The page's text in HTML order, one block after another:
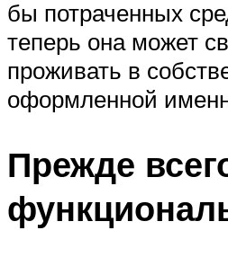
бы потраченных
теперь она может
проживать в
оформленной
Прежде